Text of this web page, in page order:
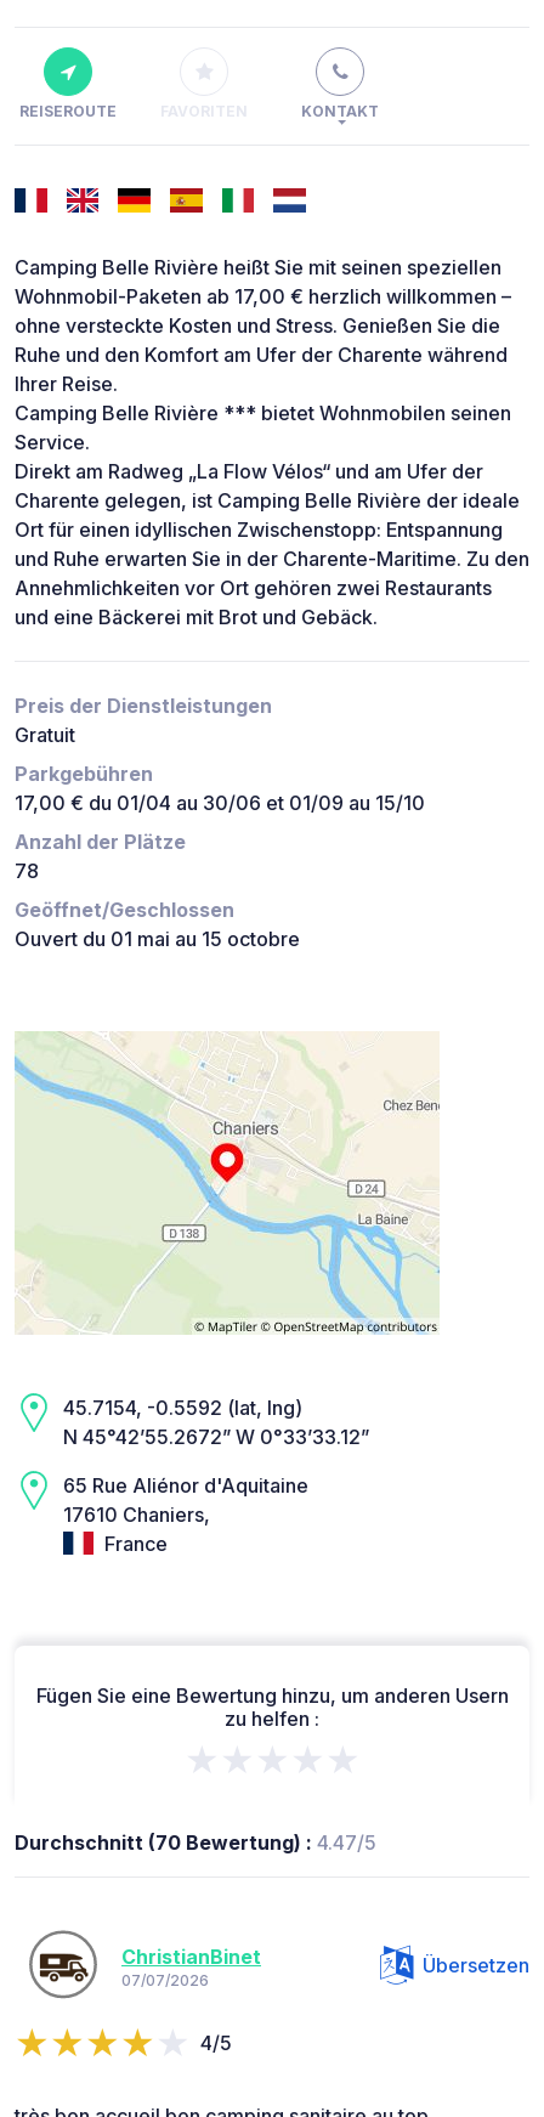
REISEROUTE FAVORITEN KONTAKT
Camping Belle Rivière heißt Sie mit seinen speziellen
Wohnmobil-Paketen ab 17,00 € herzlich willkommen –
ohne versteckte Kosten und Stress. Genießen Sie die
Ruhe und den Komfort am Ufer der Charente während
Ihrer Reise.
Camping Belle Rivière *** bietet Wohnmobilen seinen
Service.
Direkt am Radweg „La Flow Vélos“ und am Ufer der
Charente gelegen, ist Camping Belle Rivière der ideale
Ort für einen idyllischen Zwischenstopp: Entspannung
und Ruhe erwarten Sie in der Charente-Maritime. Zu den
Annehmlichkeiten vor Ort gehören zwei Restaurants
und eine Bäckerei mit Brot und Gebäck.
Preis der Dienstleistungen
Gratuit
Parkgebühren
17,00 € du 01/04 au 30/06 et 01/09 au 15/10
Anzahl der Plätze
78
Geöffnet/Geschlossen
Ouvert du 01 mai au 15 octobre
45.7154, -0.5592 (lat, lng)
N 45°42’55.2672” W 0°33’33.12”
65 Rue Aliénor d'Aquitaine
17610 Chaniers,
France
Fügen Sie eine Bewertung hinzu, um anderen Usern
zu helfen :
★★★★★
Durchschnitt (70 Bewertung) : 4.47/5
ChristianBinet
07/07/2026
Übersetzen
4/5